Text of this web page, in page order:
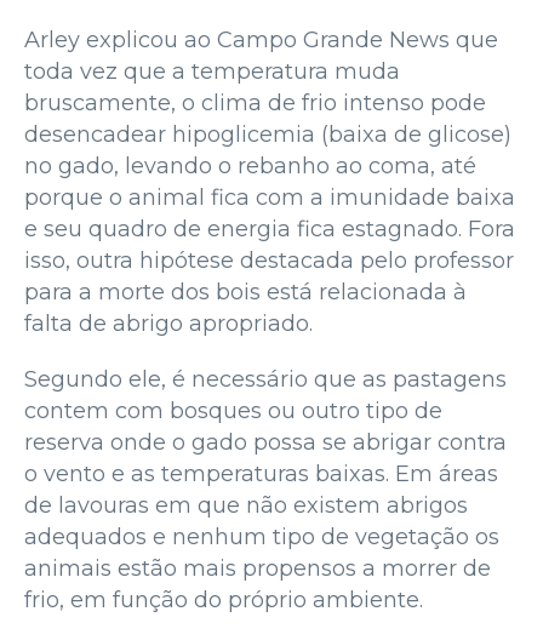
Arley explicou ao Campo Grande News que
toda vez que a temperatura muda
bruscamente, o clima de frio intenso pode
desencadear hipoglicemia (baixa de glicose)
no gado, levando o rebanho ao coma, até
porque o animal fica com a imunidade baixa
e seu quadro de energia fica estagnado. Fora
isso, outra hipótese destacada pelo professor
para a morte dos bois está relacionada à
falta de abrigo apropriado.
Segundo ele, é necessário que as pastagens
contem com bosques ou outro tipo de
reserva onde o gado possa se abrigar contra
o vento e as temperaturas baixas. Em áreas
de lavouras em que não existem abrigos
adequados e nenhum tipo de vegetação os
animais estão mais propensos a morrer de
frio, em função do próprio ambiente.